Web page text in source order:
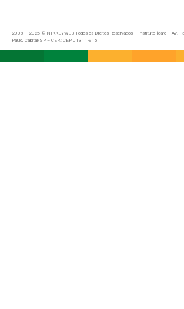
2008 – 2026 © NIKKEYWEB Todos os Direitos Reservados – Instituto Ícaro – Av.
Paulo, Capital/SP – CEP.: CEP 01311-915